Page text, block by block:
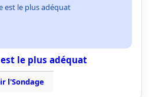
est le plus adéquat
le plus adéquat
l'Sondage